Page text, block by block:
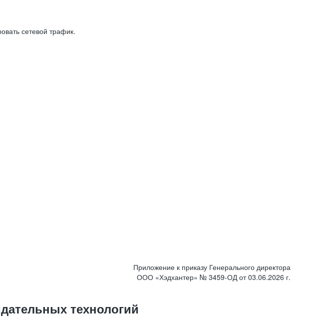
сетевой трафик.
Приложение к приказу Генерального директора
ООО «Хэдхантер» № 3459-ОД от 03.06.2026 г.
технологий